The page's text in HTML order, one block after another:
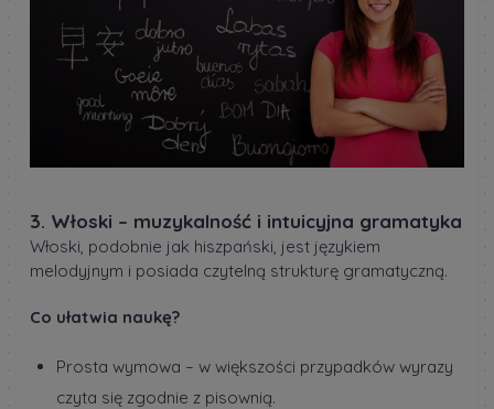
3. Włoski – muzykalność i intuicyjna gramatyka
Włoski, podobnie jak hiszpański, jest językiem
melodyjnym i posiada czytelną strukturę gramatyczną.
Co ułatwia naukę?
Prosta wymowa – w większości przypadków wyrazy
czyta się zgodnie z pisownią.